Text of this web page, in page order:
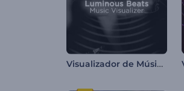
Visualizador de Música Batidas Luminosas